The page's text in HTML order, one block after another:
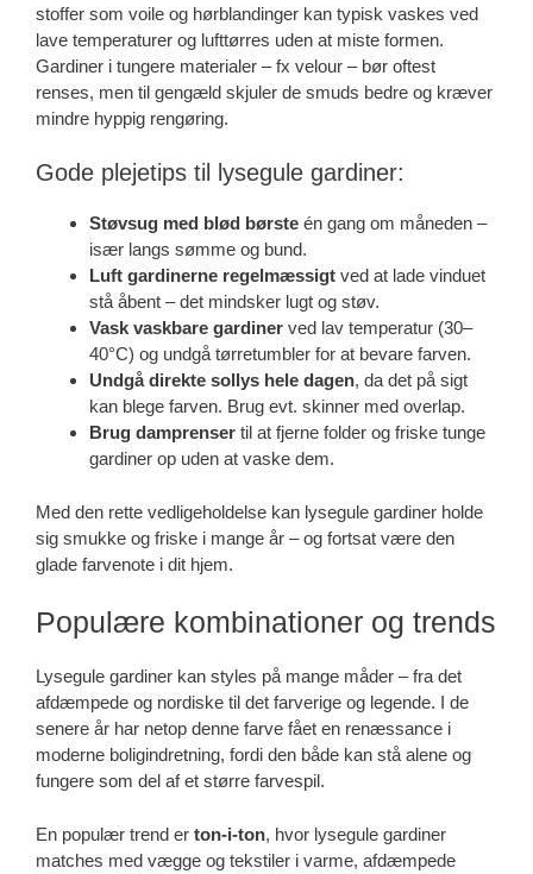
stoffer som voile og hørblandinger kan typisk vaskes ved
lave temperaturer og lufttørres uden at miste formen.
Gardiner i tungere materialer – fx velour – bør oftest
renses, men til gengæld skjuler de smuds bedre og kræver
mindre hyppig rengøring.
Gode plejetips til lysegule gardiner:
Støvsug med blød børste én gang om måneden –
især langs sømme og bund.
Luft gardinerne regelmæssigt ved at lade vinduet
stå åbent – det mindsker lugt og støv.
Vask vaskbare gardiner ved lav temperatur (30–
40°C) og undgå tørretumbler for at bevare farven.
Undgå direkte sollys hele dagen, da det på sigt
kan blege farven. Brug evt. skinner med overlap.
Brug damprenser til at fjerne folder og friske tunge
gardiner op uden at vaske dem.
Med den rette vedligeholdelse kan lysegule gardiner holde
sig smukke og friske i mange år – og fortsat være den
glade farvenote i dit hjem.
Populære kombinationer og trends
Lysegule gardiner kan styles på mange måder – fra det
afdæmpede og nordiske til det farverige og legende. I de
senere år har netop denne farve fået en renæssance i
moderne boligindretning, fordi den både kan stå alene og
fungere som del af et større farvespil.
En populær trend er ton-i-ton, hvor lysegule gardiner
matches med vægge og tekstiler i varme, afdæmpede